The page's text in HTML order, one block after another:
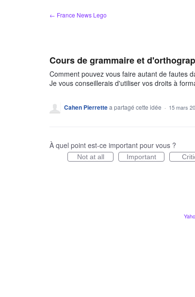
← France News Lego
Cours de grammaire et
Comment pouvez vous faire autant de fautes
Je vous conseillerais d'utiliser vos droits à
Cahen Pierrettea partagé cette idée · 15 mars
À quel point est-ce important pour vous ?
Not at all Important